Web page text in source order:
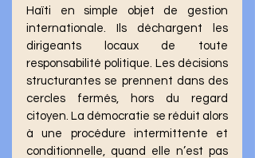
Haïti en simple objet de gestion
internationale. Ils déchargent les
dirigeants locaux de toute
responsabilité politique. Les décisions
structurantes se prennent dans des
cercles fermés, hors du regard
citoyen. La démocratie se réduit alors
à une procédure intermittente et
conditionnelle, quand elle n’est pas